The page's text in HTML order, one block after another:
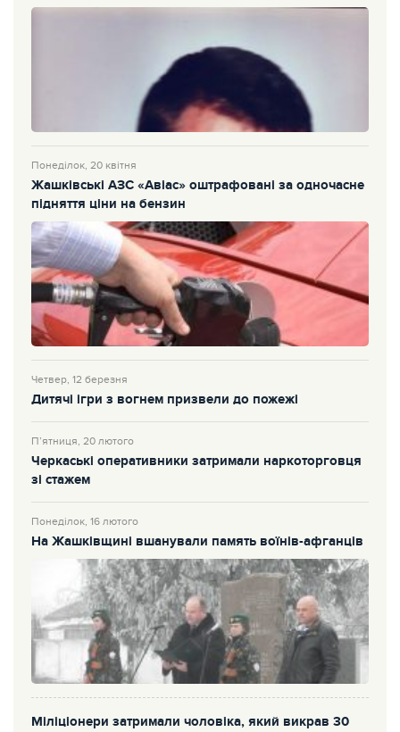
Понеділок, 20 квітня
Жашківські АЗС «Авіас» оштрафовані за одночасне
підняття ціни на бензин
Четвер, 12 березня
Дитячі ігри з вогнем призвели до пожежі
П’ятниця, 20 лютого
Черкаські оперативники затримали наркоторговця
зі стажем
Понеділок, 16 лютого
На Жашківщині вшанували память воїнів-афганців
Міліціонери затримали чоловіка, який викрав 30